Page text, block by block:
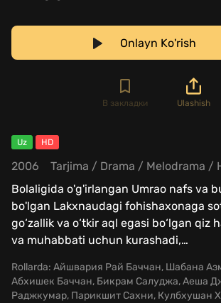
Onlayn Ko'rish
В закладки Ulashish
Uz HD
2006 Tarjima / Drama / Melodrama /
Bolaligida o'g'irlangan Umrao nafs va
bo'lgan Lakxnaudagi fohishaxonaga
go‘zallik va o‘tkir aql egasi bo‘lgan qiz
va muhabbati uchun kurashadi,…
Rollarda: Айшвария Рай Баччан, Шабана
Абхишек Баччан, Бикрам Салуджа, Аеша
Раджкумар, Парикшит Сахни, Кулбхушан